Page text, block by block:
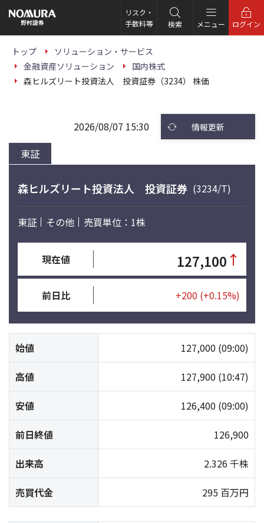
の
ー
リスク・
手数料等
検索 メニュー ログイン
トップ
ソリューション・サービス
金融資産ソリューション
国内株式
森ヒルズリート投資法人 投資証券（3234） 株価
東証
2026/08/07 15:30 情報更新
森ヒルズリート投資法人 投資証券 (3234/T)
東証 その他 売買単位：1株
現在値 127,100 ↑
前日比 +200 (+0.15%)
始値 127,000 (09:00)
高値 127,900 (10:47)
安値 126,400 (09:00)
前日終値 126,900
出来高 2.326 千株
売買代金 295 百万円